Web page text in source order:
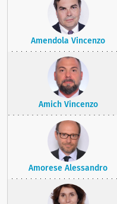
Amendola Vincenzo
Amich Vincenzo
Amorese Alessandro